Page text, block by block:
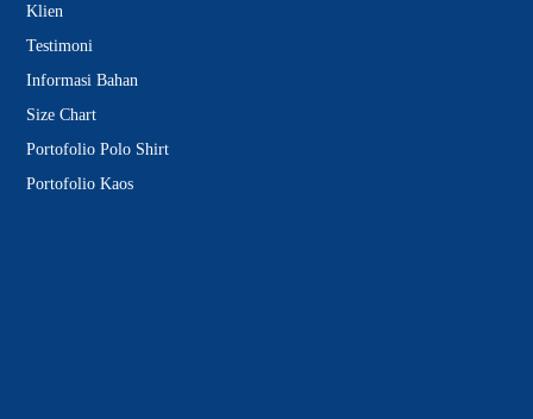
Klien
Testimoni
Informasi Bahan
Size Chart
Portofolio Polo Shirt
Portofolio Kaos